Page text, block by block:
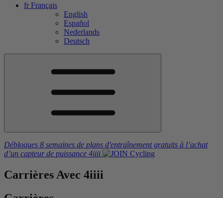
fr Français
English
Español
Nederlands
Deutsch
Débloques 8 semaines de plans d'entraînement gratuits à l’achat
d’un capteur de puissance 4iiii
Carrières Avec 4iiii